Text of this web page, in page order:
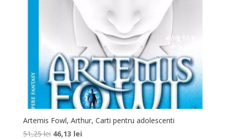
Artemis Fowl, Arthur, Carti pentru adolescenti
51,25lei 46,13 lei